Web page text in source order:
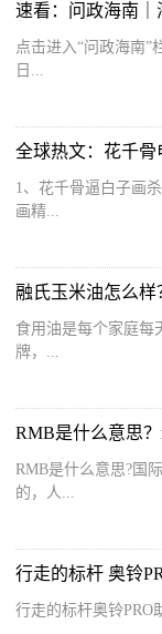
点击进入“问政海南”
日...
全球热文：花千骨
1、花千骨逼白子画
画精...
融氏玉米油怎么样
食用油是每个家庭每
牌，...
RMB是什么意思？
RMB是什么意思?国
的，人...
行走的标杆 奥铃
行走的标杆奥铃PRO